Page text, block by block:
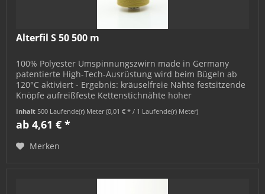
Alterfil S 50 500 m
100% Polyester Umspinnungszwirn made in Germany
patentierte High-Tech-Ausrüstung wird beim Bügeln ab
120°C aktiviert - Ergebnis: kräuselfreie Nähte festsitzende
Knöpfe aufreißfeste Kettenstichnähte hoher
Inhalt500 Laufende(r) Meter(0,01 € * / 1 Laufende(r) Meter)
ab 4,61 € *
Merken